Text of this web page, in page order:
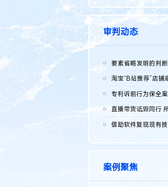
审判动态
要素省略发明的判断
案例聚焦